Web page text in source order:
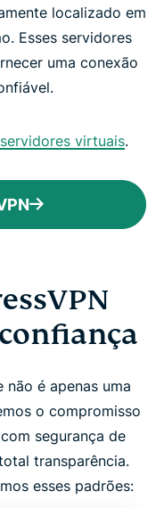
localizado em
Esses servidores
uma conexão
virtuais.
não é apenas uma
o compromisso
segurança de
transparência.
esses padrões: